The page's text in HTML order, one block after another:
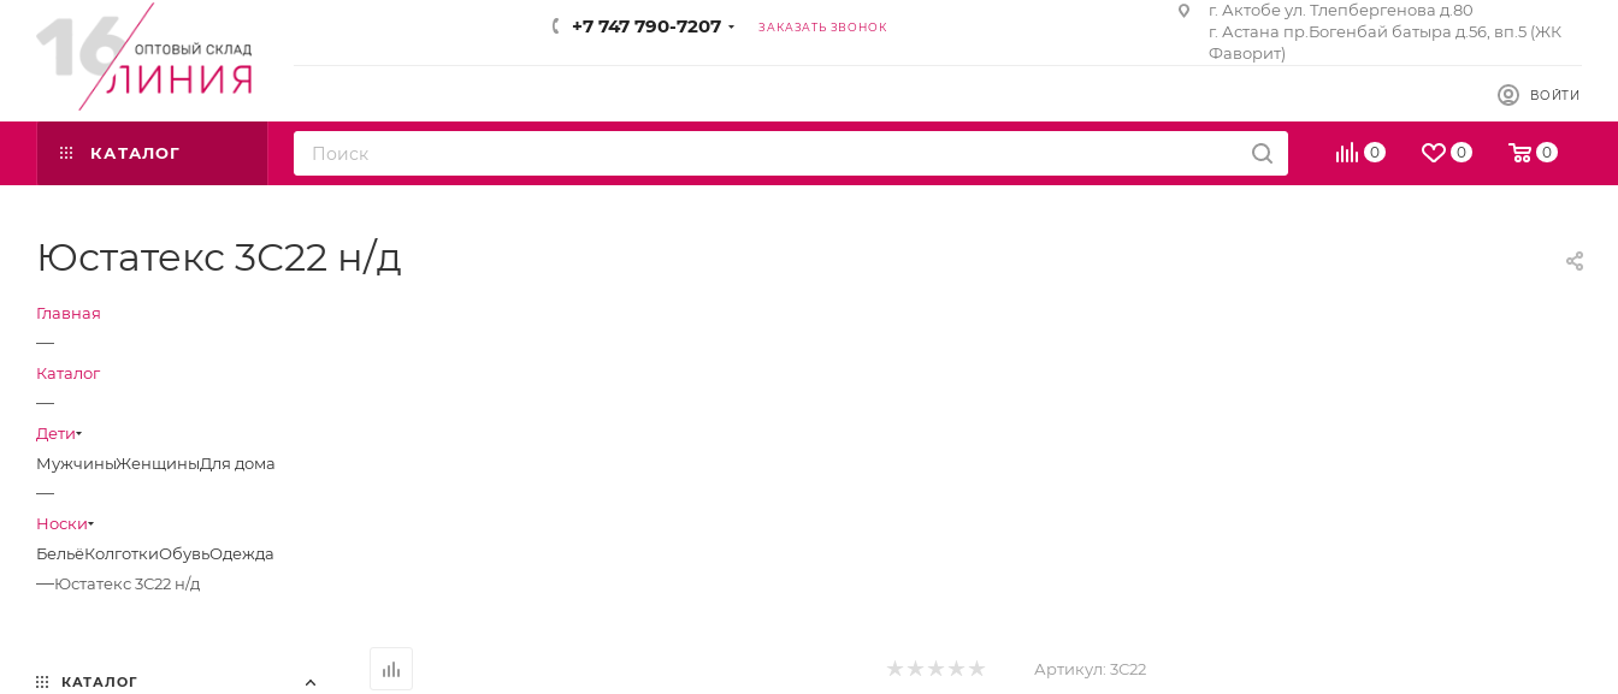
+7 747 790-7207 ЗАКАЗАТЬ ЗВОНОК
г. Актобе ул. Тлепбергенова д.80
г. Астана пр.Богенбай батыра д.56, вп.5 (ЖК
Фаворит)
ВОЙТИ
0 0 0
КАТАЛОГ
Юстатекс 3С22 н/д
Главная
—
Каталог
—
Дети
МужчиныЖенщиныДля дома
—
Носки
БельёКолготкиОбувьОдежда
—Юстатекс 3С22 н/д
Артикул: 3С22
КАТАЛОГ